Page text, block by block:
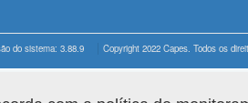
do sistema: 3.88.9 Copyright 2022 Capes. Todos os